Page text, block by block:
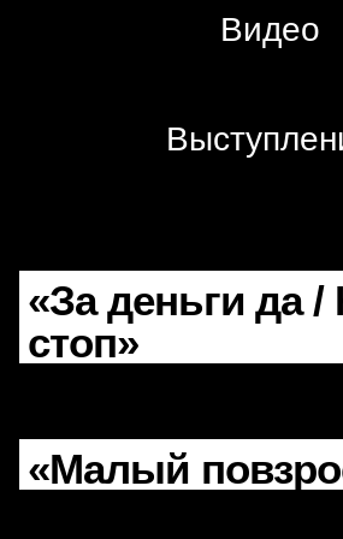
Видео
«За деньги да /
стоп»
«Малый
Вопросы
и ответы